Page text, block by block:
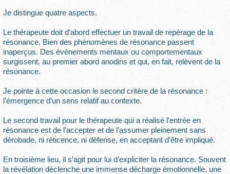
Je distingue quatre aspects.
Le thérapeute doit d’abord effectuer un travail de repérage de la
résonance. Bien des phénomènes de résonance passent
inaperçus. Des évènements mentaux ou comportementaux
surgissent, au premier abord anodins et qui, en fait, relèvent de la
résonance.
Je pointe à cette occasion le second critère de la résonance :
l’émergence d’un sens relatif au contexte.
Le second travail pour le thérapeute qui a réalisé l’entrée en
résonance est de l’accepter et de l’assumer pleinement sans
dérobade, ni réticence, ni défense, en acceptant d’être impliqué.
En troisième lieu, il s’agit pour lui d’expliciter la résonance. Souvent
la révélation déclenche une immense décharge émotionnelle, une